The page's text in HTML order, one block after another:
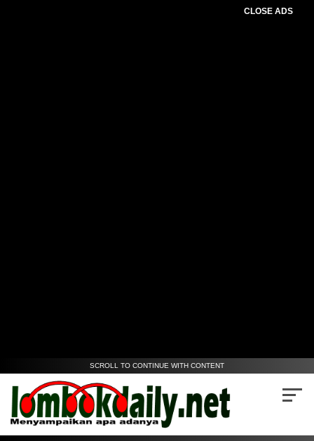
CLOSE ADS
SCROLL TO CONTINUE WITH CONTENT